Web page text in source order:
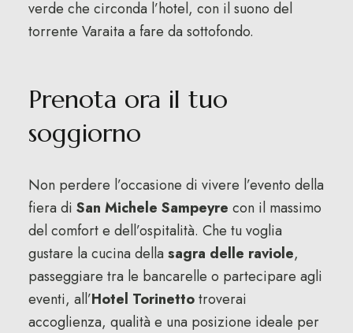
verde che circonda l’hotel, con il suono del
torrente Varaita a fare da sottofondo.
Prenota ora il tuo
soggiorno
Non perdere l’occasione di vivere l’evento della
fiera di San Michele Sampeyre con il massimo
del comfort e dell’ospitalità. Che tu voglia
gustare la cucina della sagra delle raviole,
passeggiare tra le bancarelle o partecipare agli
eventi, all’Hotel Torinettotroverai
accoglienza, qualità e una posizione ideale per